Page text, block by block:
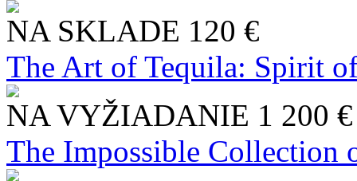
NA SKLADE 120 €
The Art of Tequila: Spirit
NA VYŽIADANIE 1 200 €
The Impossible Collection